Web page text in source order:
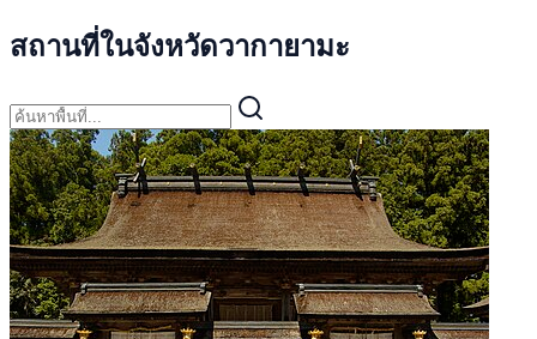
สถานที่ในจังหวัดวากายามะ